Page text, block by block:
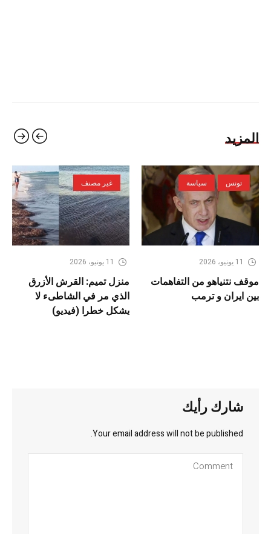
المزيد
تونس سياسة
11 يونيو، 2026
موقف نتنياهو من التفاهمات
بين ايران و ترمب
غير مصنف
11 يونيو، 2026
منزل تميم: القرش الأزرق
الذي مر في الشاطىء لا
يشكل خطرا (فيديو)
شارك رأيك
Your email address will not be published.